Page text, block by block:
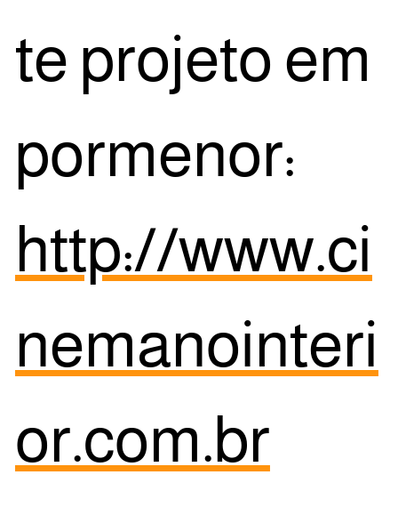
te pro­je­to em
pormenor:
http://www.ci
nemanointeri
or.com.br